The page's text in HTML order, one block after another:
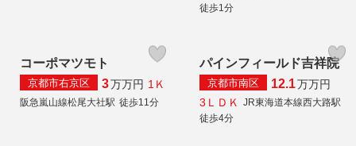
徒歩1分
コーポマツモト
京都市右京区 3万万円 1Ｋ
阪急嵐山線松尾大社駅 徒歩11分
パインフィールド吉祥院
京都市南区 12.1万万円
3ＬＤＫ
JR東海道本線西大路駅
徒歩4分